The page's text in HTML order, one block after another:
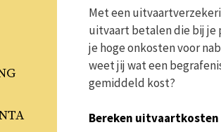
Met een
uitvaart betalen die bij je
je hoge onkosten voor
weet jij wat een
gemiddeld kost?
Bereken uitvaartkosten